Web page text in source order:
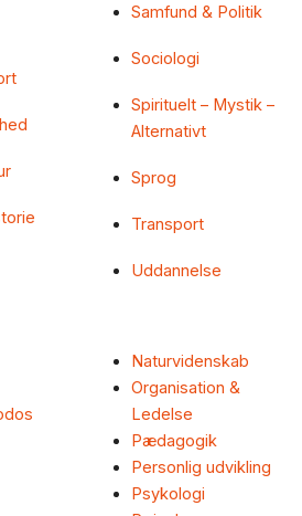
Samfund & Politik
Sociologi
Spirituelt – Mystik –
Alternativt
Sprog
Transport
Uddannelse
Naturvidenskab
Organisation &
Ledelse
Pædagogik
Personlig udvikling
Psykologi